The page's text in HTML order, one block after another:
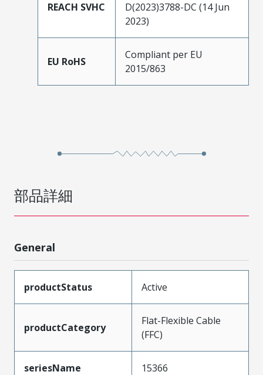
REACH SVHC
D(2023)3788-DC (14 Jun
2023)
EU RoHS
Compliant per EU
2015/863
部品詳細
General
productStatus Active
productCategory
Flat-Flexible Cable
(FFC)
seriesName 15366